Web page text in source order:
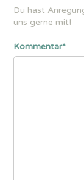
Du hast
uns gerne mit!
Kommentar*